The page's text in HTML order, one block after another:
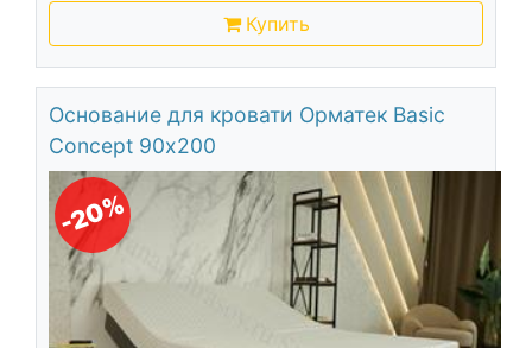
Купить
Основание для кровати Орматек Basic
Concept 90х200
-20%